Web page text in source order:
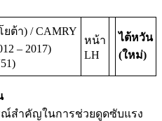
ยต้า) / CAMRY
– 2017)
หน้า
LH
ไต้หวัน
(ใหม่)
สำคัญในการช่วยดูดซับแรง